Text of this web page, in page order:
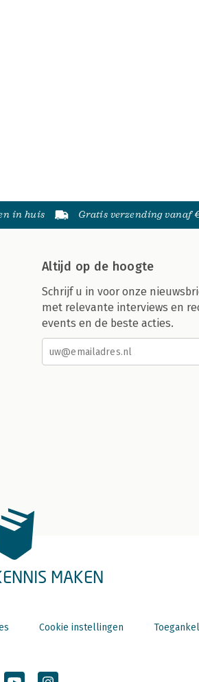
in huis Gratis verzending vanaf
Altijd op de hoogte
Schrijf u in voor onze
met relevante interviews en
events en de beste acties.
MAKEN
Cookie instellingen